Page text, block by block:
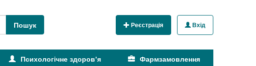
Реєстрація Вхід
Психологічне здоров’я Фармзамовлення